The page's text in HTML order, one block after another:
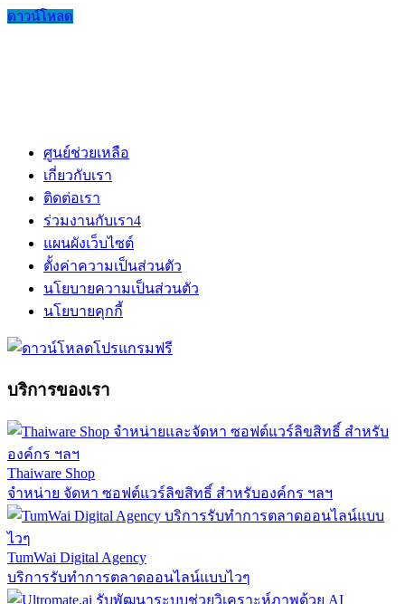
ดาวน์โหลด
ศูนย์ช่วยเหลือ
เกี่ยวกับเรา
ติดต่อเรา
ร่วมงานกับเรา4
แผนผังเว็บไซต์
ตั้งค่าความเป็นส่วนตัว
นโยบายความเป็นส่วนตัว
นโยบายคุกกี้
บริการของเรา
Thaiware Shop
จำหน่าย จัดหา ซอฟต์แวร์ลิขสิทธิ์ สำหรับองค์กร ฯลฯ
TumWai Digital Agency
บริการรับทำการตลาดออนไลน์แบบไวๆ